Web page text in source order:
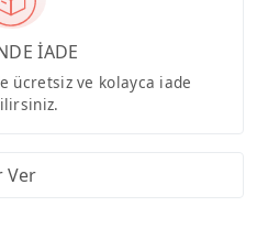
İADE
ücretsiz ve kolayca iade
Ver